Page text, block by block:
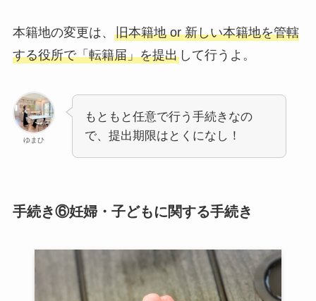
本籍地の変更は、 旧本籍地 or 新しい本籍地を管轄
する役所で「転籍届」を提出して行うよ。
ゆまひ
もともと任意で行う手続きなの
で、提出期限はとくになし！
手続き⑥妊婦・子どもに関する手続き